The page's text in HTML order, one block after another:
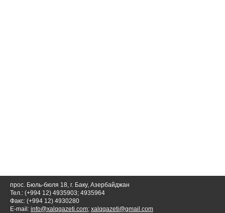
прос. Бюль-бюля 18, г. Баку, Азербайджан
Тел.: (+994 12) 4935903; 4935964
Факс: (+994 12) 4930280
E-mail: info@xalqqazeti.com; xalqqazeti@gmail.com